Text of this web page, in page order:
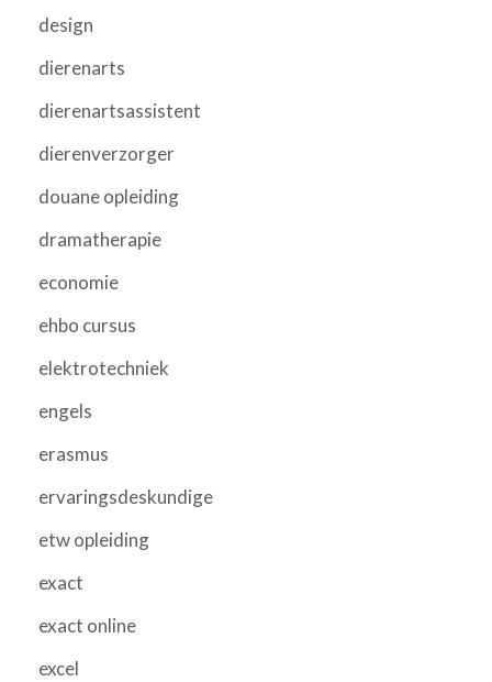
design
dierenarts
dierenartsassistent
dierenverzorger
douane opleiding
dramatherapie
economie
ehbo cursus
elektrotechniek
engels
erasmus
ervaringsdeskundige
etw opleiding
exact
exact online
excel